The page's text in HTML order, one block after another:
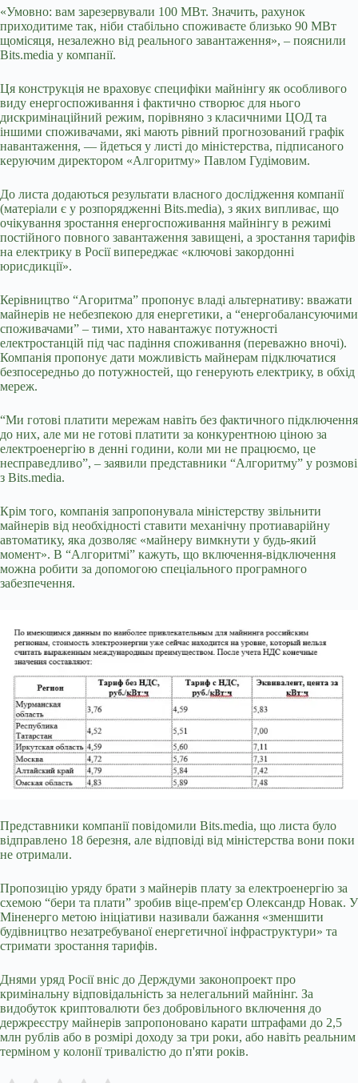
«Умовно: вам зарезервували 100 МВт. Значить, рахунок
приходитиме так, ніби стабільно споживаєте близько 90 МВт
щомісяця, незалежно від реального завантаження», – пояснили
Bits.media у компанії.
Ця конструкція не враховує специфіки майнінгу як особливого
виду енергоспоживання і фактично створює для нього
дискримінаційний режим, порівняно з класичними ЦОД та
іншими споживачами, які мають рівний прогнозований графік
навантаження, — йдеться у листі до міністерства, підписаного
керуючим директором «Алгоритму» Павлом Гудімовим.
До листа додаються результати власного дослідження компанії
(матеріали є у розпорядженні Bits.media), з яких випливає, що
очікування зростання енергоспоживання майнінгу в режимі
постійного повного завантаження завищені, а зростання тарифів
на електрику в Росії випереджає «ключові закордонні
юрисдикції».
Керівництво “Агоритма” пропонує владі альтернативу: вважати
майнерів не небезпекою для енергетики, а “енергобалансуючими
споживачами” – тими, хто навантажує потужності
електростанцій під час падіння споживання (переважно вночі).
Компанія пропонує дати можливість майнерам підключатися
безпосередньо до потужностей, що генерують електрику, в обхід
мереж.
“Ми готові платити мережам навіть без фактичного підключення
до них, але ми не готові платити за конкурентною ціною за
електроенергію в денні години, коли ми не працюємо, це
несправедливо”, – заявили представники “Алгоритму” у розмові
з Bits.media.
Крім того, компанія запропонувала міністерству звільнити
майнерів від необхідності ставити механічну протиаварійну
автоматику, яка дозволяє «майнеру вимкнути у будь-який
момент». В “Алгоритмі” кажуть, що включення-відключення
можна робити за допомогою спеціального програмного
забезпечення.
Представники компанії повідомили Bits.media, що листа було
відправлено 18 березня, але відповіді від міністерства вони поки
не отримали.
Пропозицію уряду брати з майнерів плату за електроенергію за
схемою “бери та плати” зробив віце-прем'єр Олександр Новак. У
Міненерго метою ініціативи називали бажання «зменшити
будівництво незатребуваної енергетичної інфраструктури» та
стримати зростання тарифів.
Днями уряд Росії вніс до Держдуми законопроект про
кримінальну відповідальність за нелегальний майнінг. За
видобуток криптовалюти без добровільного включення до
держреєстру майнерів запропоновано карати штрафами до 2,5
млн рублів або в розмірі доходу за три роки, або навіть реальним
терміном у колонії тривалістю до п'яти років.